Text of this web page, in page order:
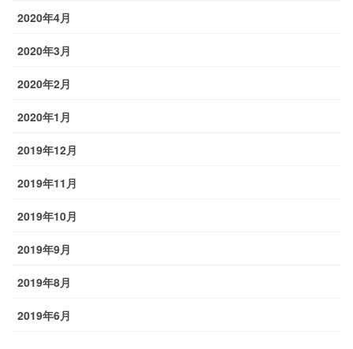
2020年4月
2020年3月
2020年2月
2020年1月
2019年12月
2019年11月
2019年10月
2019年9月
2019年8月
2019年6月